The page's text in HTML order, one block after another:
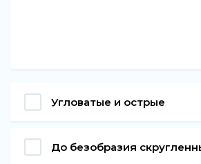
Угловатые и острые
До безобразия